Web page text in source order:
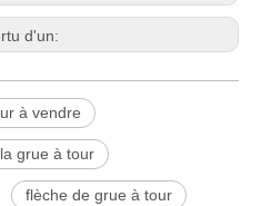
d'un:
à vendre
grue à tour
flèche de grue à tour